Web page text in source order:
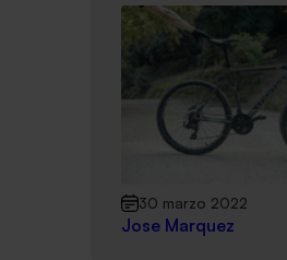
30 marzo 2022
Jose Marquez